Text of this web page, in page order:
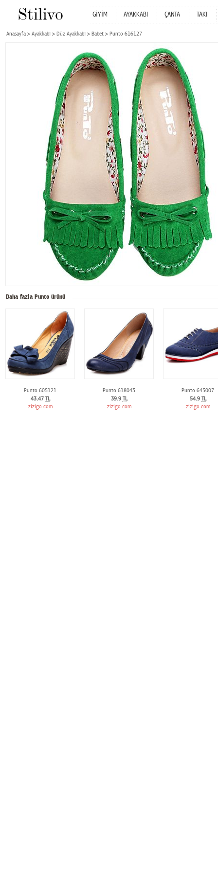
GİYİM AYAKKABI ÇANTA TAKI
Anasayfa Ayakkabı Düz Ayakkabı Babet Punto 616127
Daha fazla Punto ürünü
Punto 605121
43.47 TL
zizigo.com
Punto 618043
39.9 TL
zizigo.com
Punto 645007
54.9 TL
zizigo.com